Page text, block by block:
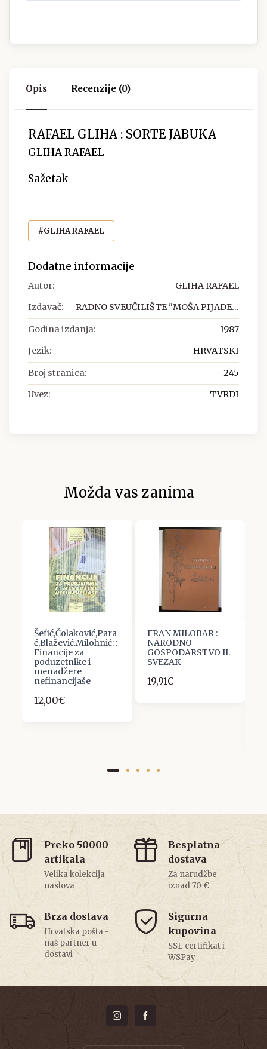
Opis Recenzije (0)
RAFAEL GLIHA : SORTE JABUKA
GLIHA RAFAEL
Sažetak
#GLIHA RAFAEL
Dodatne informacije
Autor: GLIHA RAFAEL
Izdavač: RADNO SVEUČILIŠTE "MOŠA PIJADE...
Godina izdanja: 1987
Jezik: HRVATSKI
Broj stranica: 245
Uvez: TVRDI
Možda vas zanima
Šefić,Čolaković,Para
ć,Blažević.Milohnić: :
Financije za
poduzetnike i
menadžere
nefinancijaše
12,00€
FRAN MILOBAR :
NARODNO
GOSPODARSTVO II.
SVEZAK
19,91€
Preko 50000
artikala
Velika kolekcija
naslova
Besplatna
dostava
Za narudžbe
iznad 70 €
Brza dostava
Hrvatska pošta -
naš partner u
dostavi
Sigurna
kupovina
SSL certifikat i
WSPay